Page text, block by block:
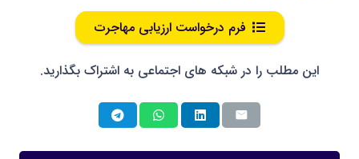
فرم درخواست ارزیابی مهاجرت
این مطلب را در شبکه های اجتماعی به اشتراک بگذارید.